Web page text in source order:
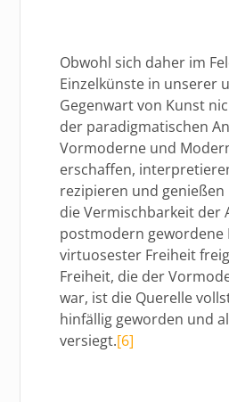
Obwohl sich daher im
Einzelkünste in unserer
Gegenwart von Kunst
der paradigmatischen
Vormoderne und
erschaffen,
rezipieren und
die Vermischbarkeit der
postmodern gewordene
virtuosester Freiheit
Freiheit, die der
war, ist die Querelle
hinfällig geworden und
versiegt.[6]